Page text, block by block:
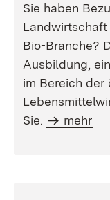
Sie haben
Bio-Branche?
Ausbildung,
im Bereich der
Sie.
mehr